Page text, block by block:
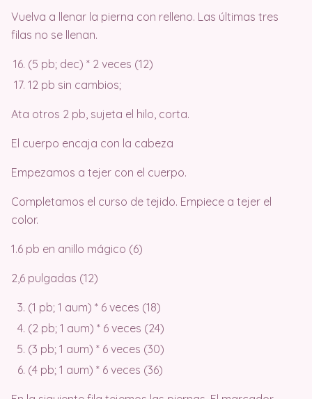
Vuelva a llenar la pierna con relleno. Las últimas tres
filas no se llenan.
(5 pb; dec) * 2 veces (12)
12 pb sin cambios;
Ata otros 2 pb, sujeta el hilo, corta.
El cuerpo encaja con la cabeza
Empezamos a tejer con el cuerpo.
Completamos el curso de tejido. Empiece a tejer el
color.
1.6 pb en anillo mágico (6)
2,6 pulgadas (12)
(1 pb; 1 aum) * 6 veces (18)
(2 pb; 1 aum) * 6 veces (24)
(3 pb; 1 aum) * 6 veces (30)
(4 pb; 1 aum) * 6 veces (36)